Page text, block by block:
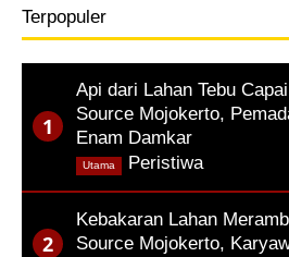
Terpopuler
Api dari Lahan Tebu
Source Mojokerto,
Enam Damkar
Peristiwa
Utama
Kebakaran Lahan
Source Mojokerto,